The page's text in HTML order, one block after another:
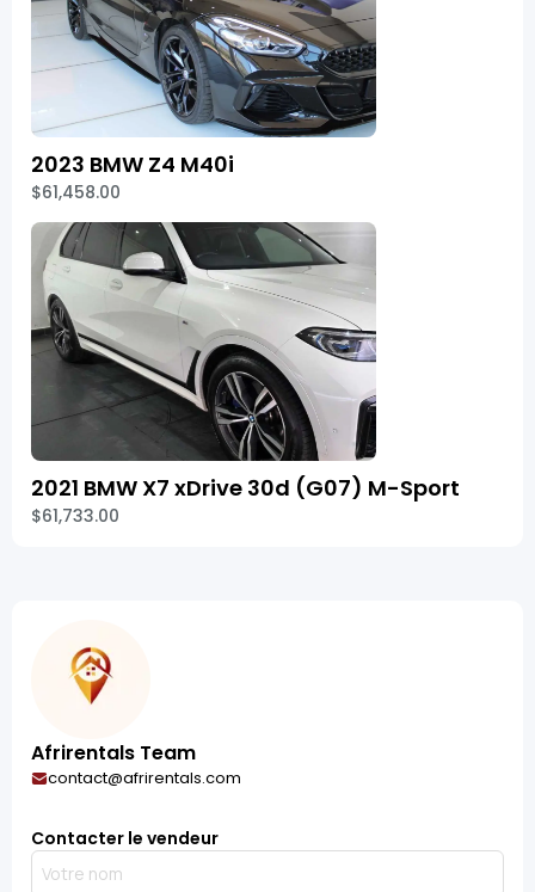
2023 BMW Z4 M40i
$61,458.00
2021 BMW X7 xDrive 30d (G07) M-Sport
$61,733.00
Afrirentals Team
contact@afrirentals.com
Contacter le vendeur